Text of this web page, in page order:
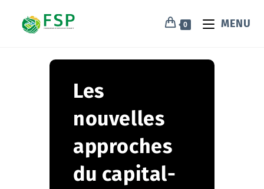
0 MENU
Les
nouvelles
approches
du capital-